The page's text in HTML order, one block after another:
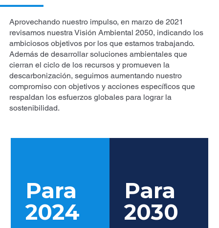
Aprovechando nuestro impulso, en marzo de 2021
revisamos nuestra Visión Ambiental 2050, indicando los
ambiciosos objetivos por los que estamos trabajando.
Además de desarrollar soluciones ambientales que
cierran el ciclo de los recursos y promueven la
descarbonización, seguimos aumentando nuestro
compromiso con objetivos y acciones específicos que
respaldan los esfuerzos globales para lograr la
sostenibilidad.
Para
2024
Para
2030